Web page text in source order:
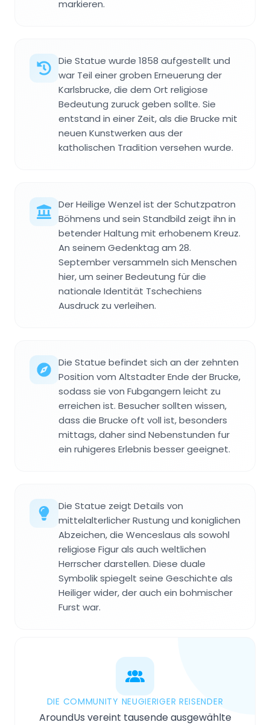
markieren.
Die Statue wurde 1858 aufgestellt und
war Teil einer groben Erneuerung der
Karlsbrucke, die dem Ort religiose
Bedeutung zuruck geben sollte. Sie
entstand in einer Zeit, als die Brucke mit
neuen Kunstwerken aus der
katholischen Tradition versehen wurde.
Der Heilige Wenzel ist der Schutzpatron
Böhmens und sein Standbild zeigt ihn in
betender Haltung mit erhobenem Kreuz.
An seinem Gedenktag am 28.
September versammeln sich Menschen
hier, um seiner Bedeutung für die
nationale Identität Tschechiens
Ausdruck zu verleihen.
Die Statue befindet sich an der zehnten
Position vom Altstadter Ende der Brucke,
sodass sie von Fubgangern leicht zu
erreichen ist. Besucher sollten wissen,
dass die Brucke oft voll ist, besonders
mittags, daher sind Nebenstunden fur
ein ruhigeres Erlebnis besser geeignet.
Die Statue zeigt Details von
mittelalterlicher Rustung und koniglichen
Abzeichen, die Wenceslaus als sowohl
religiose Figur als auch weltlichen
Herrscher darstellen. Diese duale
Symbolik spiegelt seine Geschichte als
Heiliger wider, der auch ein bohmischer
Furst war.
DIE COMMUNITY NEUGIERIGER REISENDER
AroundUs vereint tausende ausgewählte